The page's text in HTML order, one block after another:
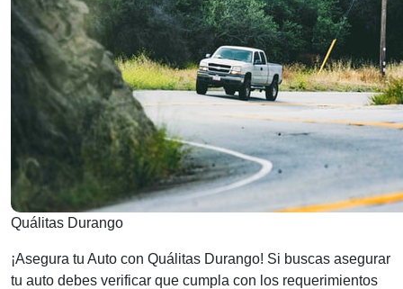
Quálitas Durango
¡Asegura tu Auto con Quálitas Durango! Si buscas asegurar
tu auto debes verificar que cumpla con los requerimientos